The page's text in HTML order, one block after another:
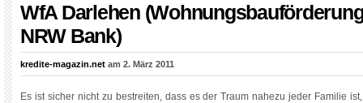
WfA Darlehen
NRW Bank)
kredite-magazin.net am 2. März 2011
Es ist sicher nicht zu bestreiten, dass es der Traum nahezu jeder Familie